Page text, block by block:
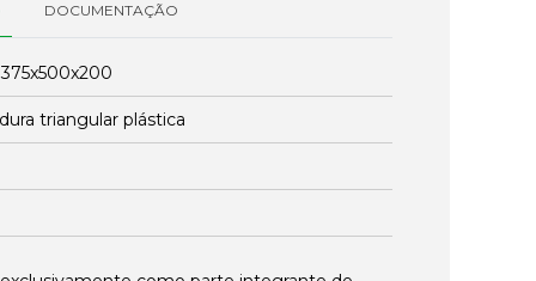
DOCUMENTAÇÃO
375x500x200
triangular plástica